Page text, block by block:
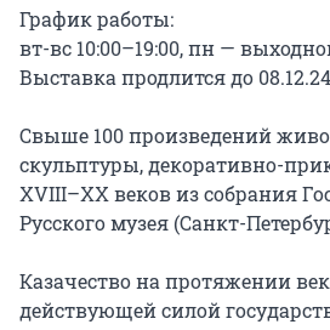
График работы:
вт-вс 10:00–19:00, пн —
Выставка продлится до 08.12.24
Свыше 100 произведений
скульптуры, декоративно-
XVIII–XX веков из собрания
Русского музея (Санкт-
Казачество на протяжении
действующей силой